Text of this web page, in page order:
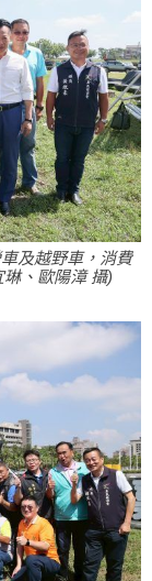
及越野車，消費
、歐陽漳 攝)